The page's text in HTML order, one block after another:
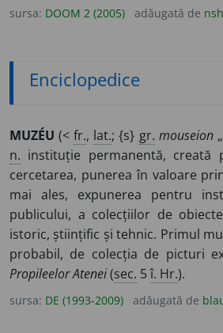
sursa: DOOM 2 (2005) adăugată de
Enciclopedice
MUZÉU (<fr., lat.; {s} gr. mouseion
n. instituție permanentă, creată
cercetarea, punerea în valoare
mai ales, expunerea pentru
publicului, a colecțiilor de
istoric, științific și tehnic. Primul
probabil, de colecția de picturi
Propileelor Atenei(sec. 5î. Hr.).
sursa: DE (1993-2009) adăugată de